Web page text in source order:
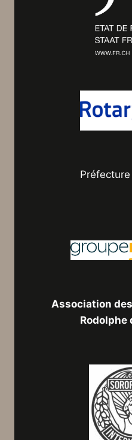
Association
Rodolphe